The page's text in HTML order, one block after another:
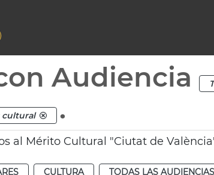
Audiencia
.
al Mérito Cultural "Ciutat de
CULTURA TODAS LAS AUDIENCIAS